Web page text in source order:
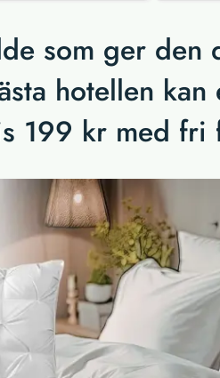
som ger den
hotellen
199 kr med fri